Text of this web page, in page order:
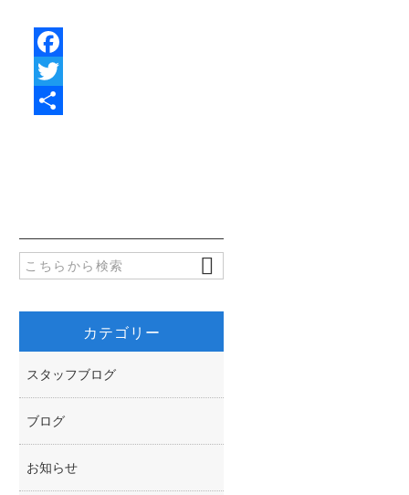
F
カテゴリー
スタッフブログ
ブログ
お知らせ